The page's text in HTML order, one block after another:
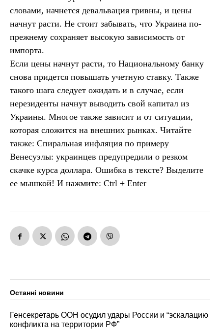
словами, начнется девальвация гривны, и цены
начнут расти. Не стоит забывать, что Украина по-
прежнему сохраняет высокую зависимость от
импорта.
Если цены начнут расти, то Национальному банку
снова придется повышать учетную ставку. Также
такого шага следует ожидать и в случае, если
нерезиденты начнут выводить свой капитал из
Украины. Многое также зависит и от ситуации,
которая сложится на внешних рынках. Читайте
также: Спиральная инфляция по примеру
Венесуэлы: украинцев предупредили о резком
скачке курса доллара. Ошибка в тексте? Выделите
ее мышкой! И нажмите: Ctrl + Enter
Останні новини
Генсекретарь ООН осудил удары России и “эскалацию
конфликта на территории РФ”